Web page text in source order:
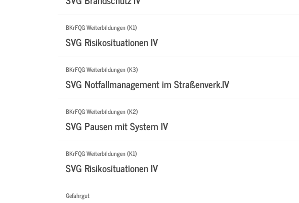
BKrFQG Weiterbildungen (K1)
SVG Risikosituationen IV
BKrFQG Weiterbildungen (K3)
SVG Notfallmanagement im Straßenverk.IV
BKrFQG Weiterbildungen (K2)
SVG Pausen mit System IV
BKrFQG Weiterbildungen (K1)
SVG Risikosituationen IV
Gefahrgut